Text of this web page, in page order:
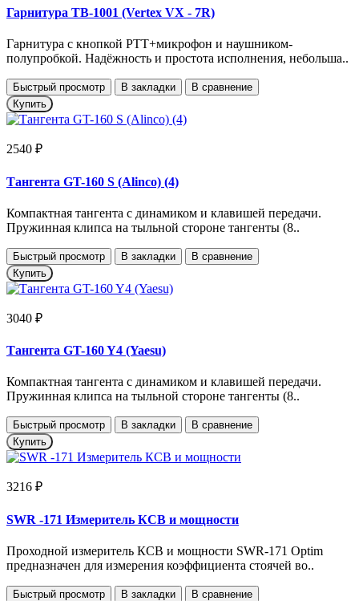
Гарнитура TB-1001 (Vertex VX - 7R)
Гарнитура с кнопкой РТТ+микрофон и наушником-
полупробкой. Надёжность и простота исполнения, небольша..
Быстрый просмотр В закладки
В сравнение
Купить
2540 ₽
Тангента GT-160 S (Alinco) (4)
Компактная тангента с динамиком и клавишей передачи.
Пружинная клипса на тыльной стороне тангенты (8..
Быстрый просмотр В закладки
В сравнение
Купить
3040 ₽
Тангента GT-160 Y4 (Yaesu)
Компактная тангента с динамиком и клавишей передачи.
Пружинная клипса на тыльной стороне тангенты (8..
Быстрый просмотр В закладки
В сравнение
Купить
3216 ₽
SWR -171 Измеритель КСВ и мощности
Проходной измеритель КСВ и мощности SWR-171 Optim
предназначен для измерения коэффициента стоячей во..
Быстрый просмотр В закладки
В сравнение